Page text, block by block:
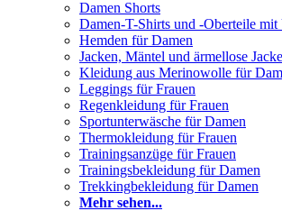
Damen Shorts
Damen-T-Shirts und -Oberteile
Hemden für Damen
Jacken, Mäntel und ärmellose
Kleidung aus Merinowolle für
Leggings für Frauen
Regenkleidung für Frauen
Sportunterwäsche für Damen
Thermokleidung für Frauen
Trainingsanzüge für Frauen
Trainingsbekleidung für Damen
Trekkingbekleidung für Damen
Mehr sehen...